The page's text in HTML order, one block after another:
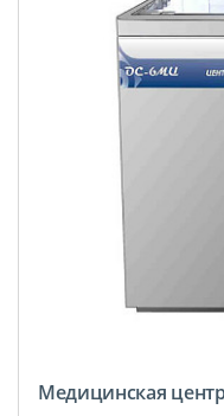
Медицинская